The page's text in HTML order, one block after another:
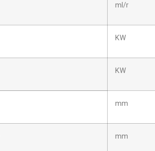
ml/r
KW
KW
mm
mm